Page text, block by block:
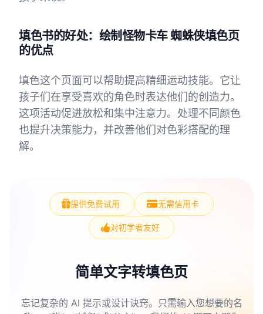
填色书的好处：绘制怪物卡车 蜘蛛侠填色页
的优点
填色这个页面可以帮助提高精细运动技能。它让
孩子们在享受喜欢的角色时表达他们的创造力。
这项活动促进放松和集中注意力。处理不同颜色
也提升决策能力，并改善他们对色彩搭配的理
解。
提供免费试用 无需信用卡
对初学者友好
简单文字转填色页
忘记复杂的 AI 提示或设计诀窍。只需输入您想要的名